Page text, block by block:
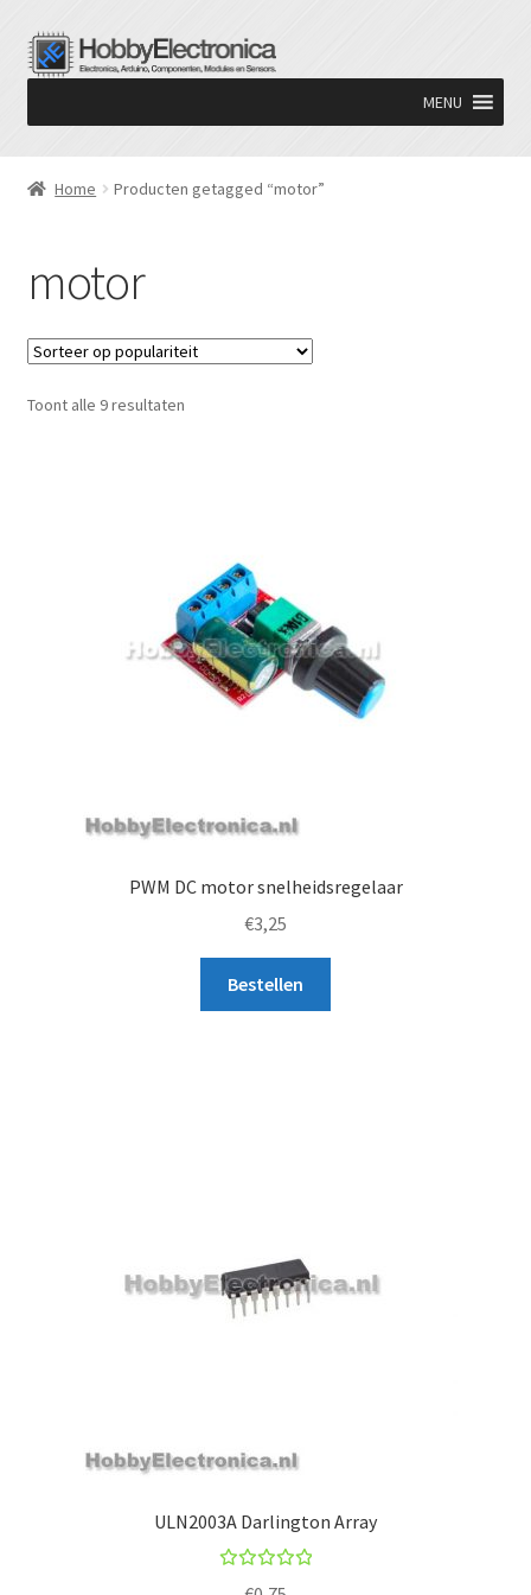
Ga
door
navigatie
Ga
naar
inhoud
MENU
Home Producten getagged “motor”
motor
Toont alle 9 resultatenGesorteerd
PWM DC motor snelheidsregelaar
€3,25
Bestellen
ULN2003A Darlington Array